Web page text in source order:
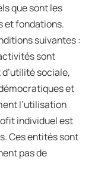
que sont les
et fondations.
suivantes :
sont
sociale,
et
l’utilisation
individuel est
Ces entités sont
pas de